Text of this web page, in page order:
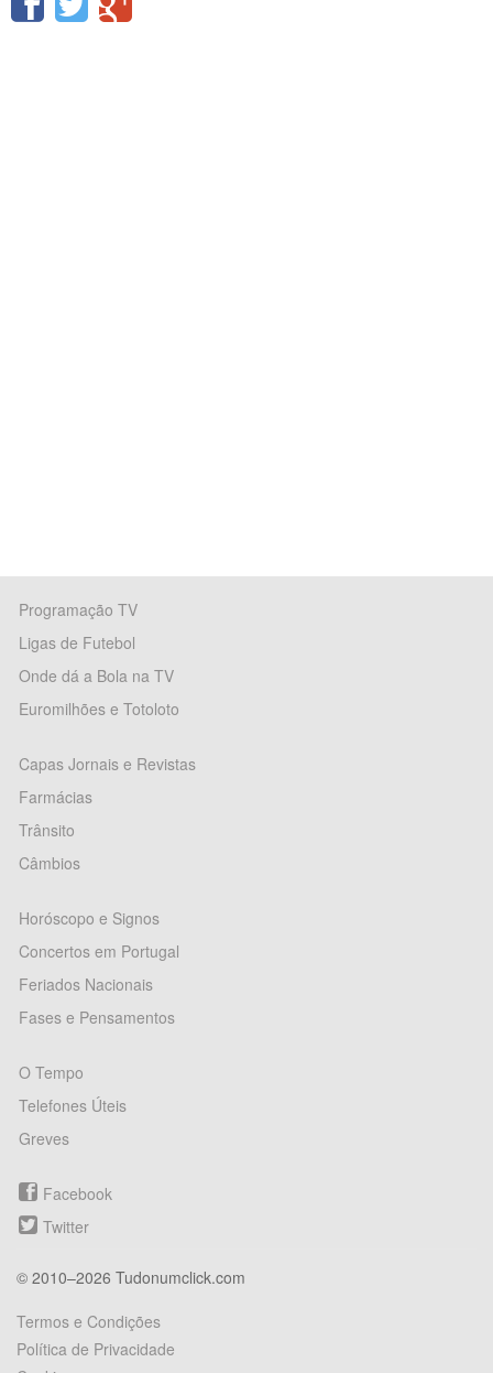
Programação TV
Ligas de Futebol
Onde dá a Bola na TV
Euromilhões e Totoloto
Capas Jornais e Revistas
Farmácias
Trânsito
Câmbios
Horóscopo e Signos
Concertos em Portugal
Feriados Nacionais
Fases e Pensamentos
O Tempo
Telefones Úteis
Greves
Facebook
Twitter
© 2010–2026 Tudonumclick.com
Termos e Condições
Política de Privacidade